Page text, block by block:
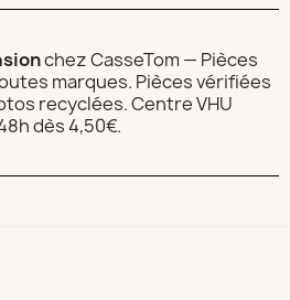
chez CasseTom — Pièces
marques. Pièces vérifiées
recyclées. Centre VHU
dès 4,50€.